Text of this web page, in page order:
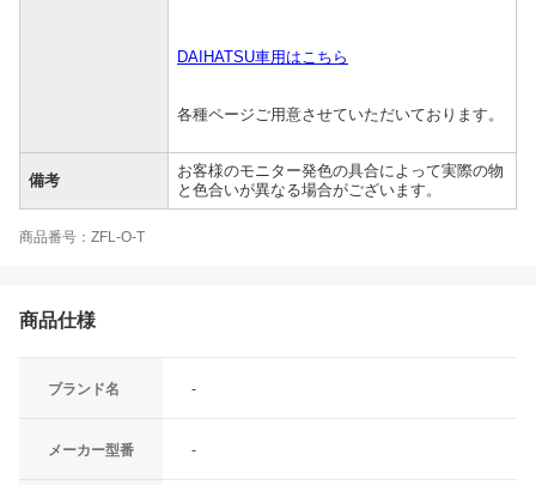
DAIHATSU車用はこちら
各種ページご用意させていただいております。
備考
お客様のモニター発色の具合によって実際の物
と色合いが異なる場合がございます。
商品番号：ZFL-O-T
商品仕様
ブランド名 -
メーカー型番 -